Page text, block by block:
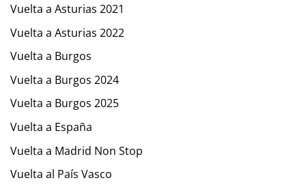
Vuelta a Asturias 2021
Vuelta a Asturias 2022
Vuelta a Burgos
Vuelta a Burgos 2024
Vuelta a Burgos 2025
Vuelta a España
Vuelta a Madrid Non Stop
Vuelta al País Vasco